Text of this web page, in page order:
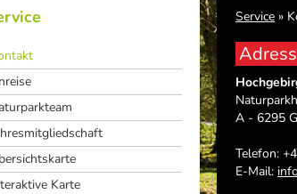
Karte
Service »
A - 6295
Telefon:
E-Mail: